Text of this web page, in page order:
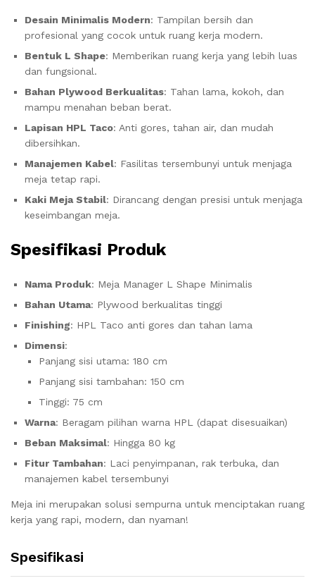
Desain Minimalis Modern: Tampilan bersih dan
profesional yang cocok untuk ruang kerja modern.
Bentuk L Shape: Memberikan ruang kerja yang lebih luas
dan fungsional.
Bahan Plywood Berkualitas: Tahan lama, kokoh, dan
mampu menahan beban berat.
Lapisan HPL Taco: Anti gores, tahan air, dan mudah
dibersihkan.
Manajemen Kabel: Fasilitas tersembunyi untuk menjaga
meja tetap rapi.
Kaki Meja Stabil: Dirancang dengan presisi untuk menjaga
keseimbangan meja.
Spesifikasi Produk
Nama Produk: Meja Manager L Shape Minimalis
Bahan Utama: Plywood berkualitas tinggi
Finishing: HPL Taco anti gores dan tahan lama
Dimensi:
Panjang sisi utama: 180 cm
Panjang sisi tambahan: 150 cm
Tinggi: 75 cm
Warna: Beragam pilihan warna HPL (dapat disesuaikan)
Beban Maksimal: Hingga 80 kg
Fitur Tambahan: Laci penyimpanan, rak terbuka, dan
manajemen kabel tersembunyi
Meja ini merupakan solusi sempurna untuk menciptakan ruang
kerja yang rapi, modern, dan nyaman!
Spesifikasi